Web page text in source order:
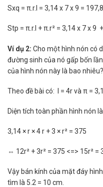
Sxq = π.r.l = 3,14 x 7 x 9 =
Stp = π.r.l + π.r² = 3,14 x 7 x 9
Ví dụ 2: Cho một hình nón có
đường sinh của nó gấp bốn
của hình nón này là bao
Theo đề bài có: l = 4r và π =
Diện tích toàn phần hình nón
3,14 × r × 4 r + 3 × r² = 375
⇔ 12r² + 3r² = 375 <=> 15r² =
Vậy bán kính của mặt đáy
tìm là 5.2 = 10 cm.